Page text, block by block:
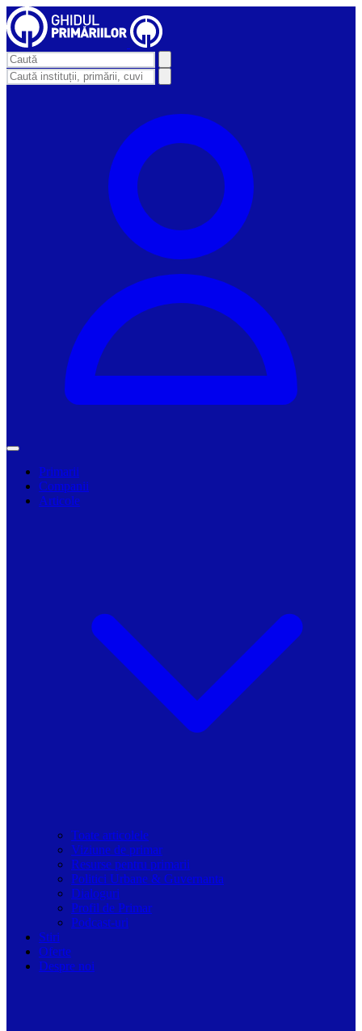
Primarii
Companii
Articole
Toate articolele
Viziune de primar
Resurse pentru primarii
Politici Urbane & Guvernanta
Dialoguri
Profil de Primar
Podcast-uri
Stiri
Oferte
Despre noi